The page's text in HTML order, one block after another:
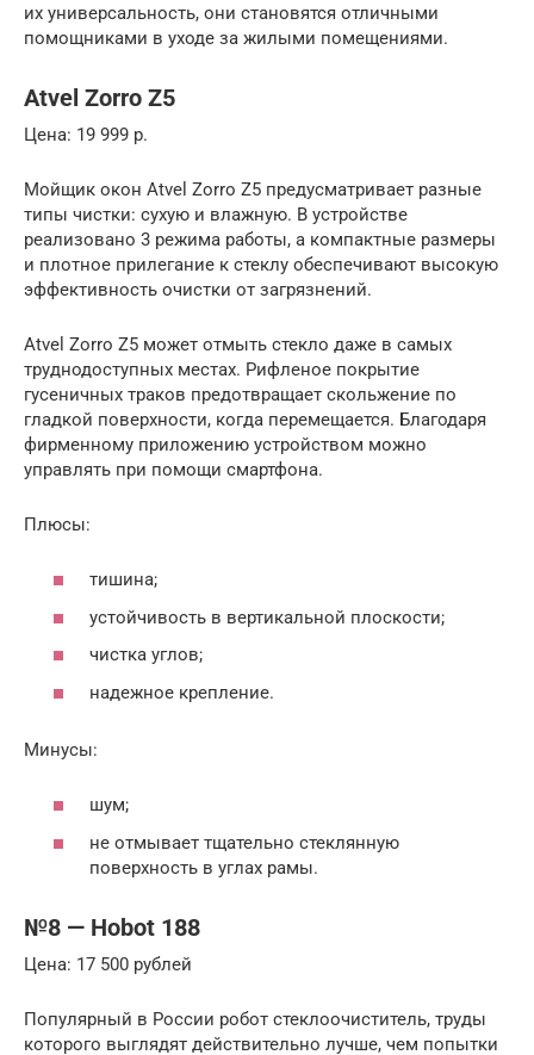
их универсальность, они становятся отличными
помощниками в уходе за жилыми помещениями.
Atvel Zorro Z5
Цена: 19 999 р.
Мойщик окон Atvel Zorro Z5 предусматривает разные
типы чистки: сухую и влажную. В устройстве
реализовано 3 режима работы, а компактные размеры
и плотное прилегание к стеклу обеспечивают высокую
эффективность очистки от загрязнений.
Atvel Zorro Z5 может отмыть стекло даже в самых
труднодоступных местах. Рифленое покрытие
гусеничных траков предотвращает скольжение по
гладкой поверхности, когда перемещается. Благодаря
фирменному приложению устройством можно
управлять при помощи смартфона.
Плюсы:
тишина;
устойчивость в вертикальной плоскости;
чистка углов;
надежное крепление.
Минусы:
шум;
не отмывает тщательно стеклянную
поверхность в углах рамы.
№8 — Hobot 188
Цена: 17 500 рублей
Популярный в России робот стеклоочиститель, труды
которого выглядят действительно лучше, чем попытки